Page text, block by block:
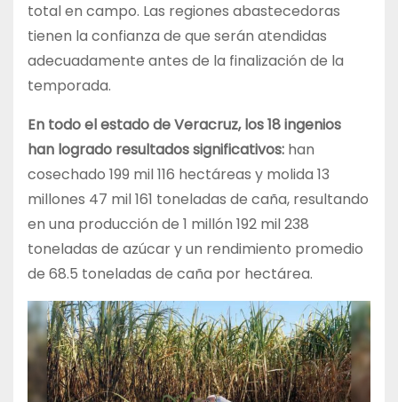
total en campo. Las regiones abastecedoras
tienen la confianza de que serán atendidas
adecuadamente antes de la finalización de la
temporada.
En todo el estado de Veracruz, los 18 ingenios
han logrado resultados significativos: han
cosechado 199 mil 116 hectáreas y molida 13
millones 47 mil 161 toneladas de caña, resultando
en una producción de 1 millón 192 mil 238
toneladas de azúcar y un rendimiento promedio
de 68.5 toneladas de caña por hectárea.